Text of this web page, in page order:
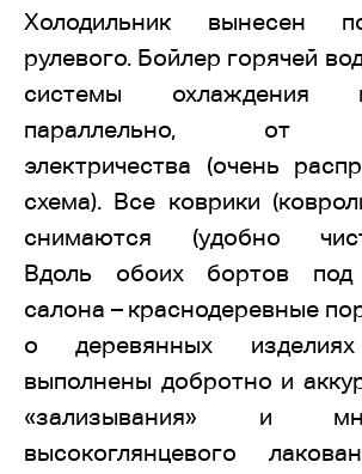
Холодильник вынесен
рулевого. Бойлер горячей
системы охлаждения
параллельно, от
электричества (очень
схема). Все коврики
снимаются (удобно
Вдоль обоих бортов под
салона – краснодеревные
о деревянных
выполнены добротно и
«зализывания» и
высокоглянцевого